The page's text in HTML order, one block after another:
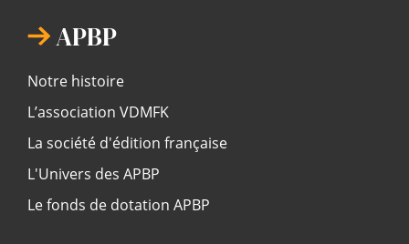
APBP
Notre histoire
L’association VDMFK
La société d'édition française
L'Univers des APBP
Le fonds de dotation APBP